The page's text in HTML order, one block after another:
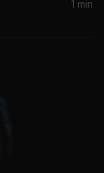
1 min